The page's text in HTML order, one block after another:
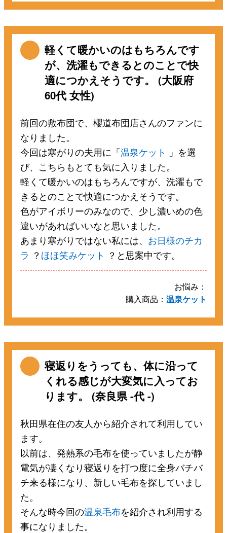
軽くて暖かいのはもちろんです
が、洗濯もできるとのことで快
適につかえそうです。 (大阪府
60代 女性)
前回の敷布団で、櫻道布団店さんのファンに
なりました。
今回は寒がりの夫用に「温泉ケット 」を選
び、こちらもとても気に入りました。
軽くて暖かいのはもちろんですが、洗濯もで
きるとのことで快適につかえそうです。
色がアイボリーのみなので、少し濃いめの色
違いがあればいいなと思いました。
あまり寒がりではない私には、 お日様のチカ
ラ ？ ほほ笑みケット ？と思案中です。
お悩み：
購入商品： 温泉ケット
寝返りをうっても、体に沿って
くれる感じが大変気に入ってお
ります。 (奈良県 -代 -)
秋田県在住の友人から紹介されて利用してい
ます。
以前は、発熱系の毛布を使っていましたが静
電気が凄くなり寝返りを打つ度に全身バチバ
チ来る様になり、新しい毛布を探していまし
た。
そんな時今回の温泉毛布を紹介され利用する
事になりました。